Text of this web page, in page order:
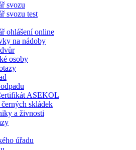
svozu
svozu test
ohlášení online
na nádoby
osoby
ASEKOL
skládek
a živnosti
úřadu